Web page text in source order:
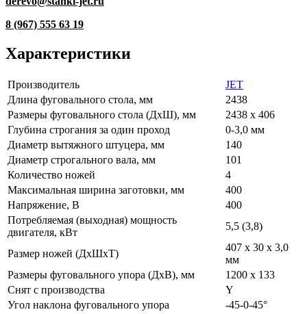
8 (967) 555 63 19
Характеристики
Производитель
JET
Длина фуговального стола, мм
2438
Размеры фуговального стола (ДхШ), мм
2438 х 406
Глубина строгания за один проход
0-3,0 мм
Диаметр вытяжного штуцера, мм
140
Диаметр строгального вала, мм
101
Количество ножей
4
Максимальная ширина заготовки, мм
400
Напряжение, В
400
Потребляемая (выходная) мощность
двигателя, кВт
5,5 (3,8)
Размер ножей (ДхШхТ)
407 х 30 х 3,0
мм
Размеры фуговального упора (ДхВ), мм
1200 х 133
Снят с производства
Y
Угол наклона фуговального упора
-45-0-45°